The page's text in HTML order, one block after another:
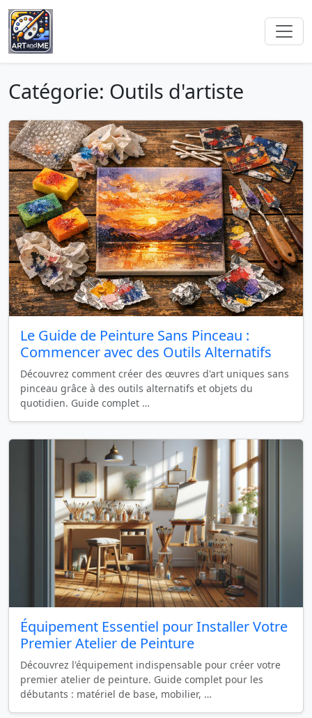
Catégorie: Outils d'artiste
Le Guide de Peinture Sans Pinceau :
Commencer avec des Outils Alternatifs
Découvrez comment créer des œuvres d'art uniques sans
pinceau grâce à des outils alternatifs et objets du
quotidien. Guide complet …
Équipement Essentiel pour Installer Votre
Premier Atelier de Peinture
Découvrez l'équipement indispensable pour créer votre
premier atelier de peinture. Guide complet pour les
débutants : matériel de base, mobilier, …